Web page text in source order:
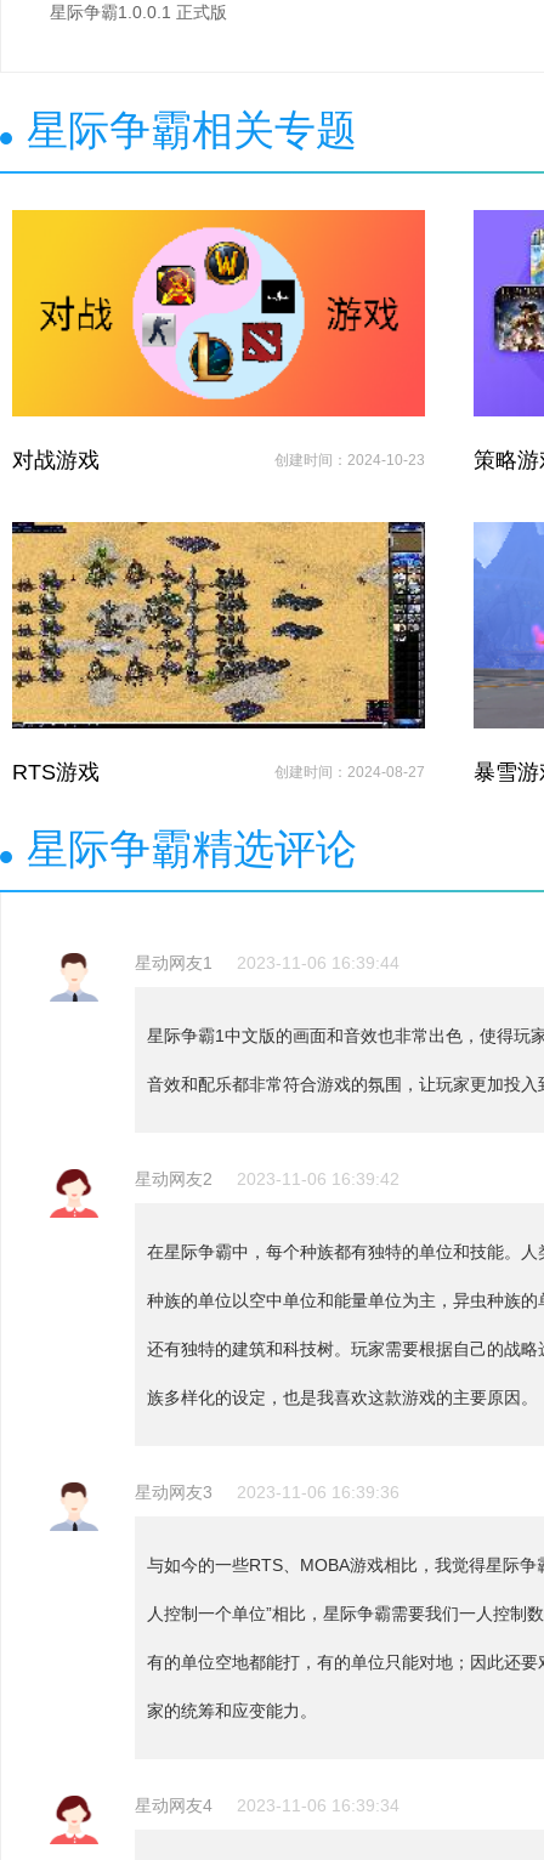
星际争霸1.0.0.1 正式版
星际争霸相关专题
对战游戏 创建时间：2024-10-23 策略游
RTS游戏 创建时间：2024-08-27 暴雪游
星际争霸精选评论
星动网友1 2023-11-06 16:39:44
星际争霸1中文版的画面和音效也非常出色，使得玩
音效和配乐都非常符合游戏的氛围，让玩家更加投入
星动网友2 2023-11-06 16:39:42
在星际争霸中，每个种族都有独特的单位和技能。
种族的单位以空中单位和能量单位为主，异虫种族
还有独特的建筑和科技树。玩家需要根据自己的战
族多样化的设定，也是我喜欢这款游戏的主要原因。
星动网友3 2023-11-06 16:39:36
与如今的一些RTS、MOBA游戏相比，我觉得星际
人控制一个单位”相比，星际争霸需要我们一人控制
有的单位空地都能打，有的单位只能对地；因此还
家的统筹和应变能力。
星动网友4 2023-11-06 16:39:34